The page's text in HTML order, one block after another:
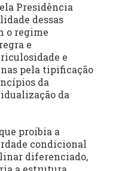
Presidência
dessas
o regime
e
e
pela tipificação
da
da
proibia a
condicional
diferenciado,